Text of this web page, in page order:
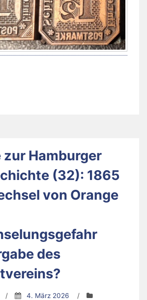
Hamburger
(32): 1865
von Orange
des
/ 4. März 2026
/